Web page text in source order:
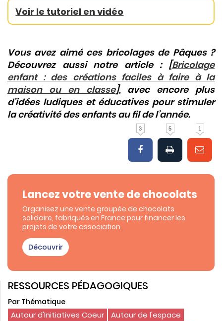
Voir le tutoriel en vidéo
Vous avez aimé ces bricolages de Pâques ?
Découvrez aussi notre article : [Bricolage
enfant : des créations faciles à faire à la
maison ou en classe], avec encore plus
d’idées ludiques et éducatives pour stimuler
la créativité des enfants au fil de l’année.
3 5 1
Lancez votre vente de chocolats
Organisez une vente groupée de chocolats
solidaire, fabriqués en France pour financer les
projets de votre association.
Découvrir
RESSOURCES PÉDAGOGIQUES
Par Thématique
Autour d'Initiatives Coeur
Autour de l'espace